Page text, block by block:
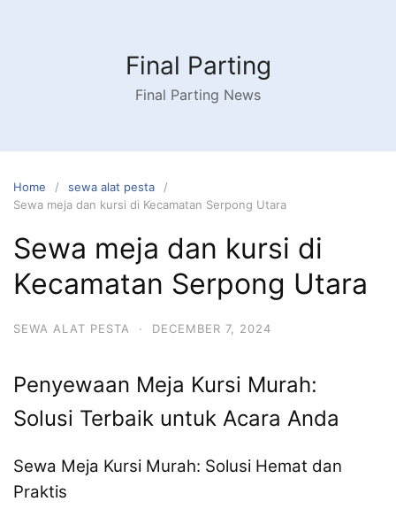
Final Parting
Final Parting News
Home
sewa alat pesta
Sewa meja dan kursi di Kecamatan Serpong Utara
Sewa meja dan kursi di
Kecamatan Serpong Utara
SEWA ALAT PESTA · DECEMBER 7, 2024
Penyewaan Meja Kursi Murah:
Solusi Terbaik untuk Acara Anda
Sewa Meja Kursi Murah: Solusi Hemat dan
Praktis